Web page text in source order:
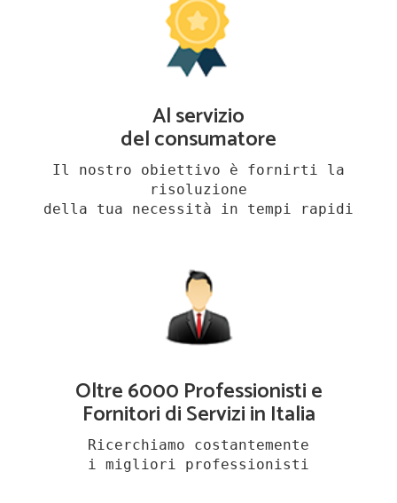
Al servizio
del consumatore
Il nostro obiettivo è fornirti la
risoluzione
della tua necessità in tempi rapidi
Oltre 6000 Professionisti e
Fornitori di Servizi in Italia
Ricerchiamo costantemente
i migliori professionisti